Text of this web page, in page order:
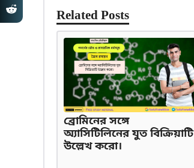
Related Posts
ব্রোমিনের সঙ্গে
অ্যাসিটিলিনের যুত বিক্রিয়াটি
উল্লেখ করো।